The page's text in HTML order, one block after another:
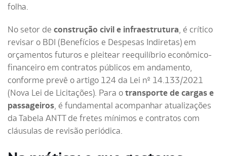
folha.
No setor de construção civil e infraestrutura, é crítico
revisar o BDI (Benefícios e Despesas Indiretas) em
orçamentos futuros e pleitear reequilíbrio econômico-
financeiro em contratos públicos em andamento,
conforme prevê o artigo 124 da Lei nº 14.133/2021
(Nova Lei de Licitações). Para o transporte de cargas e
passageiros, é fundamental acompanhar atualizações
da Tabela ANTT de fretes mínimos e contratos com
cláusulas de revisão periódica.